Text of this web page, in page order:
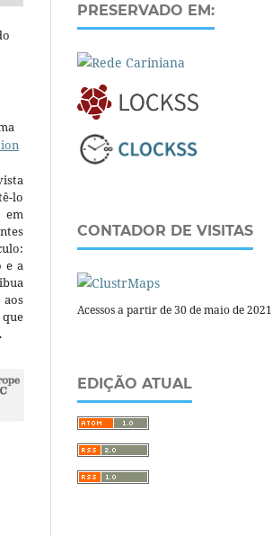
lo
em
e a
PRESERVADO EM:
CONTADOR DE VISITAS
Acessos a partir de 30 de maio de 2021
EDIÇÃO ATUAL